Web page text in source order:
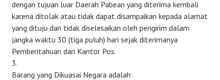
dengan tujuan luar Daerah Pabean yang diterima kembali
karena ditolak atau tidak dapat disampaikan kepada alamat
yang dituju dan tidak diselesaikan oleh pengirim dalam
jangka waktu 30 (tiga puluh) hari sejak diterimanya
Pemberitahuan dari Kantor Pos.
3.
Barang yang Dikuasai Negara adalah: